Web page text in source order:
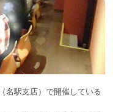
名駅支店）で開催している